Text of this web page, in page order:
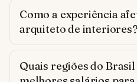
Como a experiência
arquiteto de interiores?
Quais regiões do